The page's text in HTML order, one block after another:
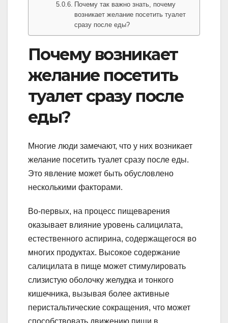
Почему так важно знать, почему
возникает желание посетить туалет
сразу после еды?
Почему возникает
желание посетить
туалет сразу после
еды?
Многие люди замечают, что у них возникает
желание посетить туалет сразу после еды.
Это явление может быть обусловлено
несколькими факторами.
Во-первых, на процесс пищеварения
оказывает влияние уровень салицилата,
естественного аспирина, содержащегося во
многих продуктах. Высокое содержание
салицилата в пище может стимулировать
слизистую оболочку желудка и тонкого
кишечника, вызывая более активные
перистальтические сокращения, что может
способствовать движению пищи в